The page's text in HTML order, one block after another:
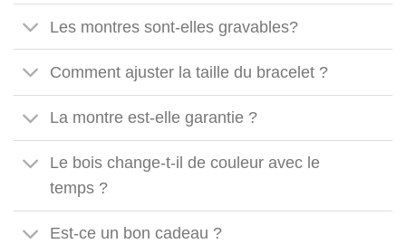
Les montres sont-elles gravables?
Comment ajuster la taille du bracelet ?
La montre est-elle garantie ?
Le bois change-t-il de couleur avec le
temps ?
Est-ce un bon cadeau ?